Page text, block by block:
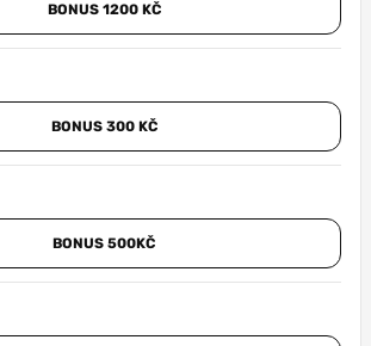
BONUS 1200 KČ
BONUS 300 KČ
BONUS 500KČ